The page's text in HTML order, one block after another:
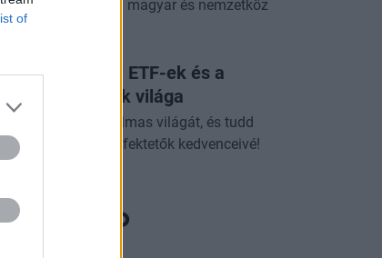
of
amelyekkel a magyar és nemzetköz
okosság? ETF-ek és a
befektetések világa
fel az ETF-ek izgalmas világát, és tudd
válhatnak a befektetők kedvenceivé!